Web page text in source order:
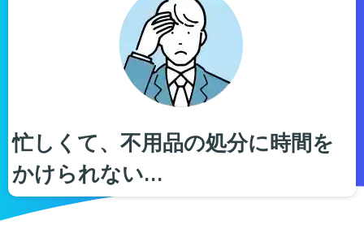
忙しくて、不用品の処分に時間を
かけられない…